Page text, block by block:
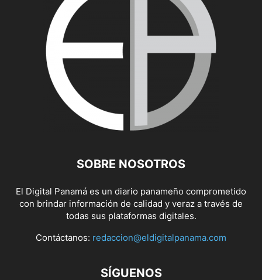
SOBRE NOSOTROS
El Digital Panamá es un diario panameño comprometido
con brindar información de calidad y veraz a través de
todas sus plataformas digitales.
Contáctanos: redaccion@eldigitalpanama.com
SÍGUENOS